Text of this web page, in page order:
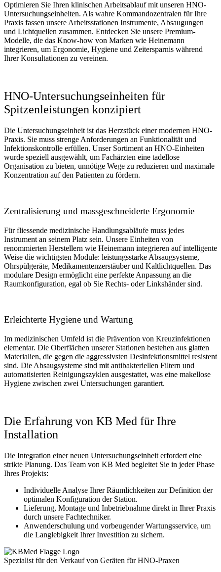
Optimieren Sie Ihren klinischen Arbeitsablauf mit unseren HNO-
Untersuchungseinheiten. Als wahre Kommandozentralen für Ihre
Praxis fassen unsere Arbeitsstationen Instrumente, Absaugungen
und Lichtquellen zusammen. Entdecken Sie unsere Premium-
Modelle, die das Know-how von Marken wie Heinemann
integrieren, um Ergonomie, Hygiene und Zeitersparnis während
Ihrer Konsultationen zu vereinen.
HNO-Untersuchungseinheiten für
Spitzenleistungen konzipiert
Die Untersuchungseinheit ist das Herzstück einer modernen HNO-
Praxis. Sie muss strenge Anforderungen an Funktionalität und
Infektionskontrolle erfüllen. Unser Sortiment an HNO-Einheiten
wurde speziell ausgewählt, um Fachärzten eine tadellose
Organisation zu bieten, unnötige Wege zu reduzieren und maximale
Konzentration auf den Patienten zu fördern.
Zentralisierung und massgeschneiderte Ergonomie
Für fliessende medizinische Handlungsabläufe muss jedes
Instrument an seinem Platz sein. Unsere Einheiten von
renommierten Herstellern wie Heinemann integrieren auf intelligente
Weise die wichtigsten Module: leistungsstarke Absaugsysteme,
Ohrspülgeräte, Medikamentenzerstäuber und Kaltlichtquellen. Das
modulare Design ermöglicht eine perfekte Anpassung an die
Raumkonfiguration, egal ob Sie Rechts- oder Linkshänder sind.
Erleichterte Hygiene und Wartung
Im medizinischen Umfeld ist die Prävention von Kreuzinfektionen
elementar. Die Oberflächen unserer Stationen bestehen aus glatten
Materialien, die gegen die aggressivsten Desinfektionsmittel resistent
sind. Die Absaugsysteme sind mit antibakteriellen Filtern und
automatisierten Reinigungszyklen ausgestattet, was eine makellose
Hygiene zwischen zwei Untersuchungen garantiert.
Die Erfahrung von KB Med für Ihre
Installation
Die Integration einer neuen Untersuchungseinheit erfordert eine
strikte Planung. Das Team von KB Med begleitet Sie in jeder Phase
Ihres Projekts:
Individuelle Analyse Ihrer Räumlichkeiten zur Definition der
optimalen Konfiguration der Station.
Lieferung, Montage und Inbetriebnahme direkt in Ihrer Praxis
durch unsere Fachtechniker.
Anwenderschulung und vorbeugender Wartungsservice, um
die Langlebigkeit Ihrer Investition zu sichern.
Spezialist für den Verkauf von Geräten für HNO-Praxen